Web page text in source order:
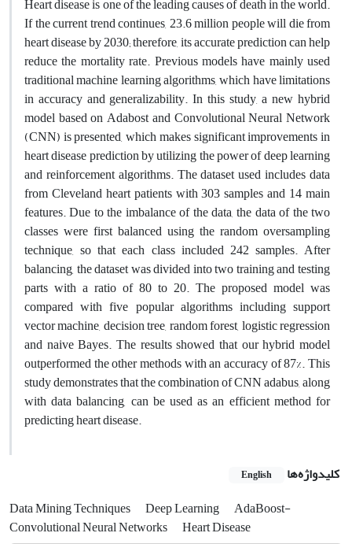
If the current trend continues, 23.6 million people will die from
heart disease by 2030; therefore, its accurate prediction can help
reduce the mortality rate. Previous models have mainly used
traditional machine learning algorithms, which have limitations
in accuracy and generalizability. In this study, a new hybrid
model based on Adabost and Convolutional Neural Network
(CNN) is presented, which makes significant improvements in
heart disease prediction by utilizing the power of deep learning
and reinforcement algorithms. The dataset used includes data
from Cleveland heart patients with 303 samples and 14 main
features. Due to the imbalance of the data, the data of the two
classes were first balanced using the random oversampling
technique, so that each class included 242 samples. After
balancing, the dataset was divided into two training and testing
parts with a ratio of 80 to 20. The proposed model was
compared with five popular algorithms including support
vector machine, decision tree, random forest, logistic regression
and naive Bayes. The results showed that our hybrid model
outperformed the other methods with an accuracy of 87%. This
study demonstrates that the combination of CNN adabus, along
with data balancing, can be used as an efficient method for
predicting heart disease.
کلیدواژه‌ها English
Data Mining Techniques Deep Learning
AdaBoost-
Convolutional Neural Networks
Heart Disease